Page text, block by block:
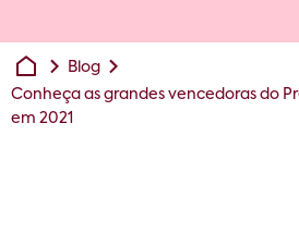
Blog
Conheça as grandes vencedoras do
em 2021